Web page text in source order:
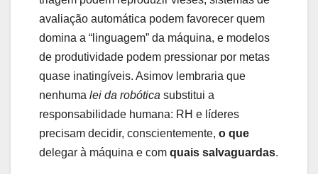
avaliação automática podem favorecer quem
domina a “linguagem” da máquina, e modelos
de produtividade podem pressionar por metas
quase inatingíveis. Asimov lembraria que
nenhuma lei da robótica substitui a
responsabilidade humana: RH e líderes
precisam decidir, conscientemente, o que
delegar à máquina e com quais salvaguardas.